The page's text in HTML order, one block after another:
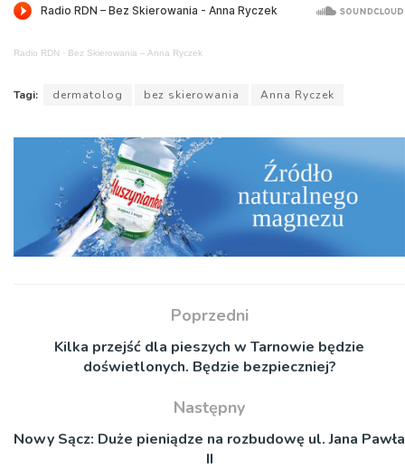
Radio RDN · Bez Skierowania – Anna Ryczek
Tagi: dermatolog bez skierowania Anna Ryczek
Poprzedni
Kilka przejść dla pieszych w Tarnowie będzie
doświetlonych. Będzie bezpieczniej?
Następny
Nowy Sącz: Duże pieniądze na rozbudowę ul. Jana Pawła
II